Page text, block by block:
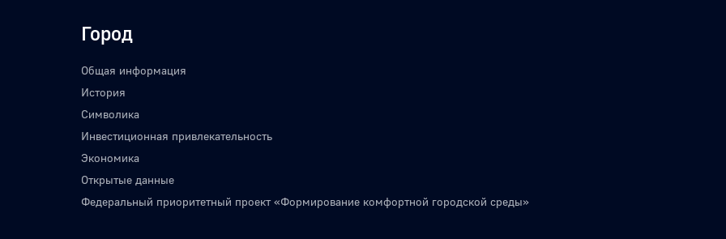
Город
Общая информация
История
Символика
Инвестиционная привлекательность
Экономика
Открытые данные
Федеральный приоритетный проект «Формирование комфортной городской среды»